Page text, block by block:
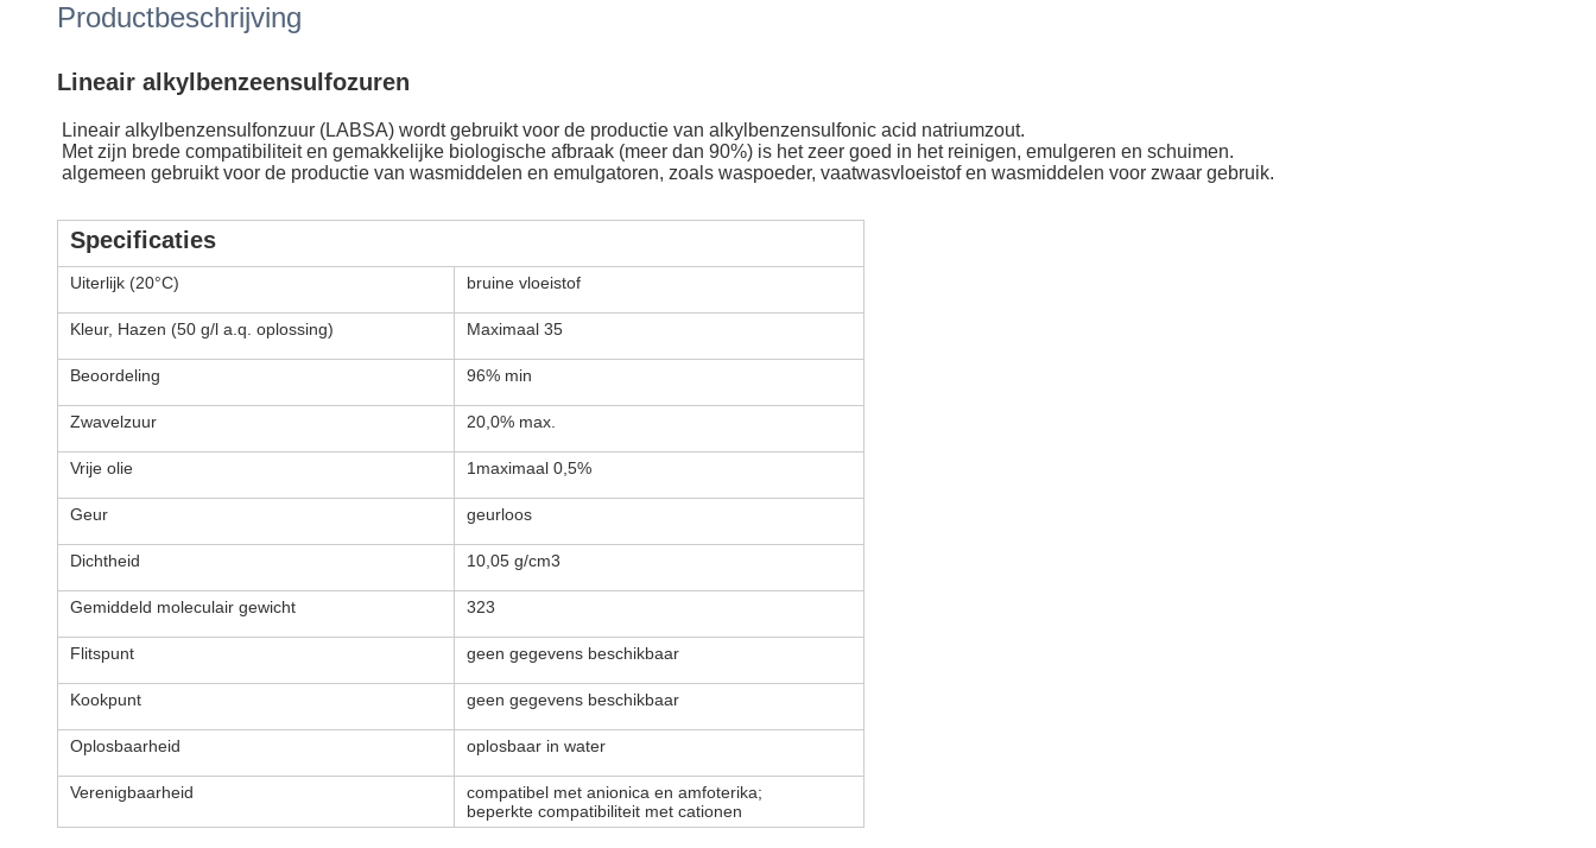
Productbeschrijving
Lineair alkylbenzeensulfozuren
Lineair alkylbenzensulfonzuur (LABSA) wordt gebruikt voor de productie van alkylbenzensulfonic acid natriumzout.
Met zijn brede compatibiliteit en gemakkelijke biologische afbraak (meer dan 90%) is het zeer goed in het reinigen, emulgeren en schuimen.
algemeen gebruikt voor de productie van wasmiddelen en emulgatoren, zoals waspoeder, vaatwasvloeistof en wasmiddelen voor zwaar gebruik.
Specificaties
Uiterlijk (20°C) bruine vloeistof
Kleur, Hazen (50 g/l a.q. oplossing) Maximaal 35
Beoordeling 96% min
Zwavelzuur 20,0% max.
Vrije olie 1maximaal 0,5%
Geur geurloos
Dichtheid 10,05 g/cm3
Gemiddeld moleculair gewicht 323
Flitspunt geen gegevens beschikbaar
Kookpunt geen gegevens beschikbaar
Oplosbaarheid oplosbaar in water
Verenigbaarheid
compatibel met anionica en amfoterika;
beperkte compatibiliteit met cationen